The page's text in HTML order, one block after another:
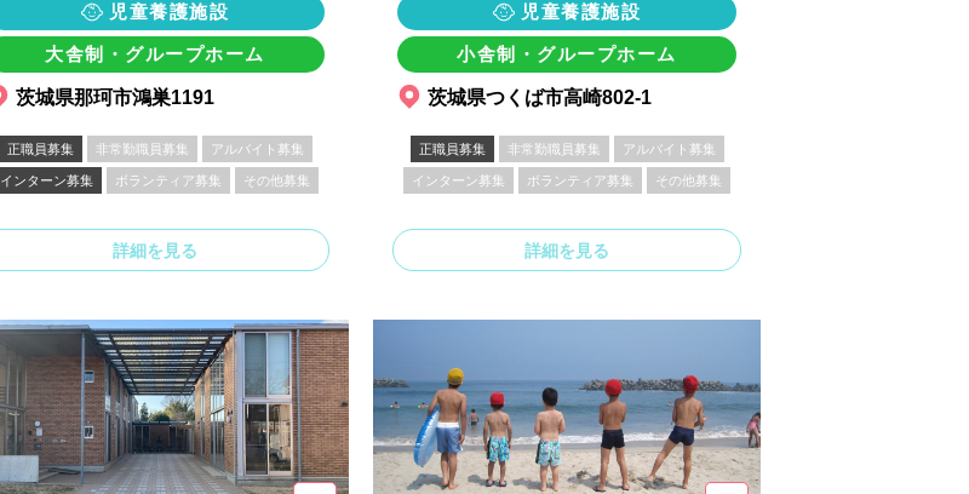
児童養護施設
大舎制・グループホーム
茨城県那珂市鴻巣1191
正職員募集 非常勤職員募集 アルバイト募集
インターン募集 ボランティア募集 その他募集
詳細を見る
児童養護施設
小舎制・グループホーム
茨城県つくば市高崎802-1
正職員募集 非常勤職員募集 アルバイト募集
インターン募集 ボランティア募集 その他募集
詳細を見る